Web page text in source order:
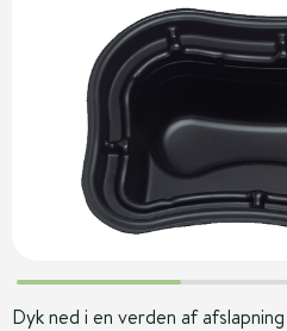
Dyk ned i en verden af